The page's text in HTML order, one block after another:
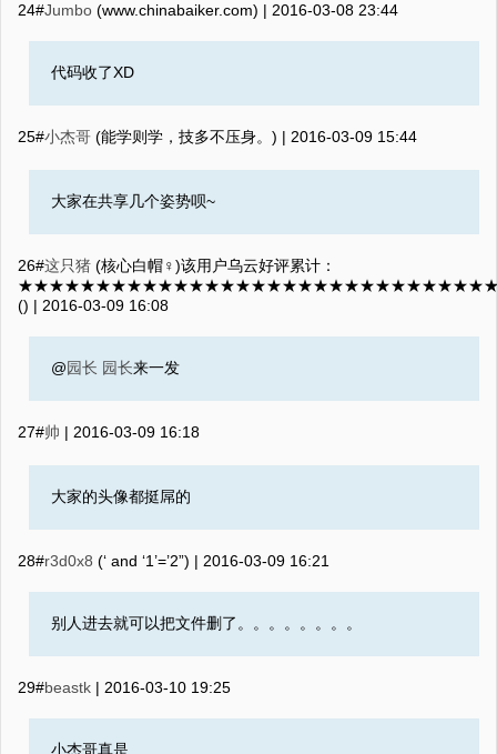
24#Jumbo (www.chinabaiker.com) | 2016-03-08 23:44
代码收了XD
25#小杰哥 (能学则学，技多不压身。) | 2016-03-09 15:44
大家在共享几个姿势呗~
26#这只猪 (核心白帽♀)该用户乌云好评累计：
() | 2016-03-09 16:08
@园长 园长来一发
27#帅 | 2016-03-09 16:18
大家的头像都挺屌的
28#r3d0x8 (‘ and ‘1’=’2”) | 2016-03-09 16:21
别人进去就可以把文件删了。。。。。。。。
29#beastk | 2016-03-10 19:25
小杰哥真是